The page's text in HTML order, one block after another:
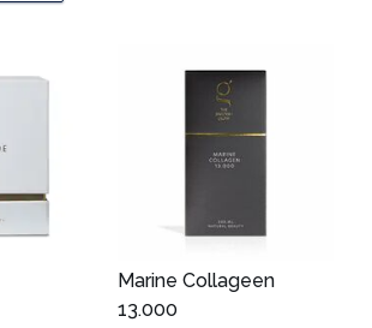
Marine Collageen
13.000